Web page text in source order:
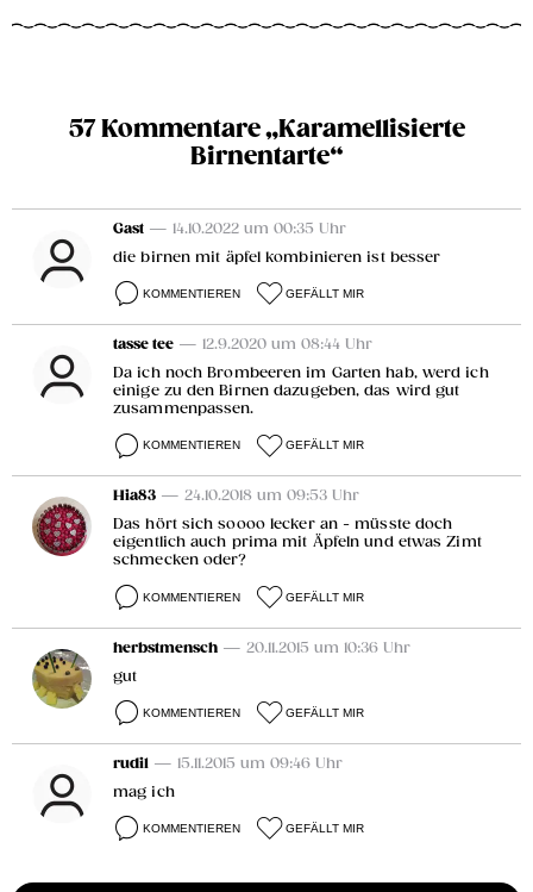
57 Kommentare „Karamellisierte
Birnentarte“
Gast — 14.10.2022 um 00:35 Uhr
die birnen mit äpfel kombinieren ist besser
KOMMENTIEREN GEFÄLLT MIR
tasse tee — 12.9.2020 um 08:44 Uhr
Da ich noch Brombeeren im Garten hab, werd ich
einige zu den Birnen dazugeben, das wird gut
zusammenpassen.
KOMMENTIEREN GEFÄLLT MIR
Hia83 — 24.10.2018 um 09:53 Uhr
Das hört sich soooo lecker an - müsste doch
eigentlich auch prima mit Äpfeln und etwas Zimt
schmecken oder?
KOMMENTIEREN GEFÄLLT MIR
herbstmensch — 20.11.2015 um 10:36 Uhr
gut
KOMMENTIEREN GEFÄLLT MIR
rudi1 — 15.11.2015 um 09:46 Uhr
mag ich
KOMMENTIEREN GEFÄLLT MIR